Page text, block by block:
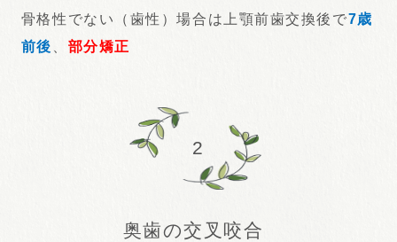
骨格性でない（歯性）場合は上顎前歯交換後で7歳
前後
部分矯正
2
奥歯の交叉咬合